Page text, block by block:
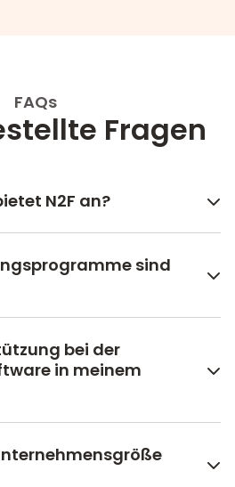
FAQs
Fragen
N2F an?
sind
bei der
in meinem